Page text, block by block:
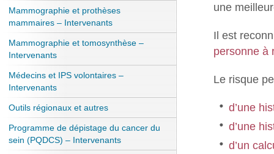
une
Il est
personne à
Le risque
d’une
d’une
d’un
Mammographie et prothèses
mammaires – Intervenants
Mammographie et tomosynthèse –
Intervenants
Médecins et IPS volontaires –
Intervenants
Outils régionaux et autres
Programme de dépistage du cancer du
sein (PQDCS) – Intervenants